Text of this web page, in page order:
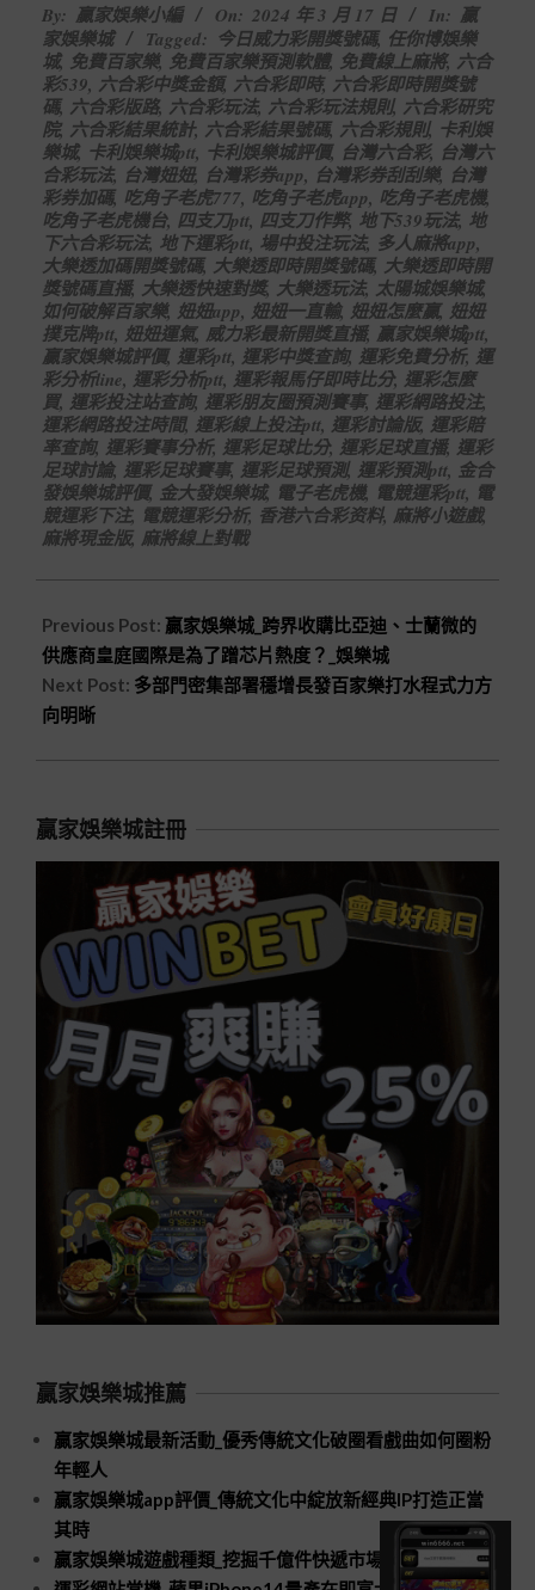
03-
17
By: 贏家娛樂小編 On: 2024 年 3 月 17 日 In: 贏
家娛樂城
Tagged: 今日威力彩開獎號碼, 任你博娛樂
城, 免費百家樂, 免費百家樂預測軟體, 免費線上麻將, 六合
彩539, 六合彩中獎金額, 六合彩即時, 六合彩即時開獎號
碼, 六合彩版路, 六合彩玩法, 六合彩玩法規則, 六合彩研究
院, 六合彩結果統計, 六合彩結果號碼, 六合彩規則, 卡利娛
樂城, 卡利娛樂城ptt, 卡利娛樂城評價, 台灣六合彩, 台灣六
合彩玩法, 台灣妞妞, 台灣彩券app, 台灣彩券刮刮樂, 台灣
彩券加碼, 吃角子老虎777, 吃角子老虎app, 吃角子老虎機,
吃角子老虎機台, 四支刀ptt, 四支刀作弊, 地下539玩法, 地
下六合彩玩法, 地下運彩ptt, 場中投注玩法, 多人麻將app,
大樂透加碼開獎號碼, 大樂透即時開獎號碼, 大樂透即時開
獎號碼直播, 大樂透快速對獎, 大樂透玩法, 太陽城娛樂城,
如何破解百家樂, 妞妞app, 妞妞一直輸, 妞妞怎麼贏, 妞妞
撲克牌ptt, 妞妞運氣, 威力彩最新開獎直播, 贏家娛樂城ptt,
贏家娛樂城評價, 運彩ptt, 運彩中獎查詢, 運彩免費分析, 運
彩分析line, 運彩分析ptt, 運彩報馬仔即時比分, 運彩怎麼
買, 運彩投注站查詢, 運彩朋友圈預測賽事, 運彩網路投注,
運彩網路投注時間, 運彩線上投注ptt, 運彩討論版, 運彩賠
率查詢, 運彩賽事分析, 運彩足球比分, 運彩足球直播, 運彩
足球討論, 運彩足球賽事, 運彩足球預測, 運彩預測ptt, 金合
發娛樂城評價, 金大發娛樂城, 電子老虎機, 電競運彩ptt, 電
競運彩下注, 電競運彩分析, 香港六合彩资料, 麻將小遊戲,
麻將現金版, 麻將線上對戰
Previous Post: 贏家娛樂城_跨界收購比亞迪、士蘭微的
供應商皇庭國際是為了蹭芯片熱度？_娛樂城
Next Post: 多部門密集部署穩增長發百家樂打水程式力方
向明晰
贏家娛樂城註冊
贏家娛樂城推薦
贏家娛樂城最新活動_優秀傳統文化破圈看戲曲如何圈粉
年輕人
贏家娛樂城app評價_傳統文化中綻放新經典IP打造正當
其時
贏家娛樂城遊戲種類_挖掘千億件快遞市場新空間